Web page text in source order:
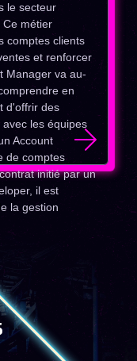
le secteur
Ce métier
comptes clients
et renforcer
Manager va au-
en
d'offrir des
les équipes
Account
de comptes
initié par un
il est
la gestion